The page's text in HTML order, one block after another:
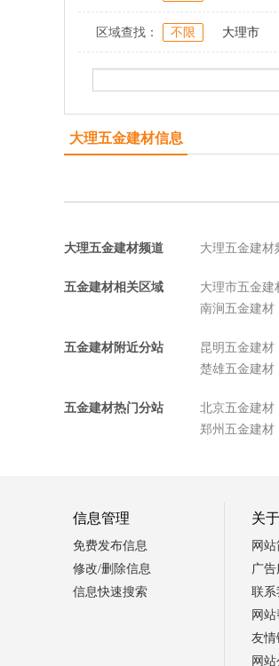
区域查找： 不限 大理市
大理五金建材信息
大理五金建材频道 大理五金建材
五金建材相关区域 大理市五金建
南涧五金建材
五金建材附近分站 昆明五金建材
楚雄五金建材
五金建材热门分站 北京五金建材
郑州五金建材
信息管理
免费发布信息
修改/删除信息
信息快速搜索
关
网
广
联系
网
友情
网